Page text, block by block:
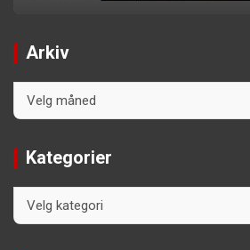
Arkiv
Kategorier